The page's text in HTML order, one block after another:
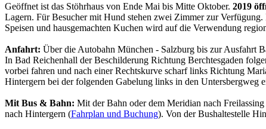
Geöffnet ist das Stöhrhaus von Ende Mai bis Mitte Oktober. 2019
Lagern. Für Besucher mit Hund stehen zwei Zimmer zur
Speisen und hausgemachten Kuchen wird auf die Verwendung
Anfahrt: Über die Autobahn München - Salzburg bis zur Ausfahrt
In Bad Reichenhall der Beschilderung Richtung Berchtesgaden
vorbei fahren und nach einer Rechtskurve scharf links Richtung
Hintergern bei der folgenden Gabelung links in den Untersbergweg
Mit Bus & Bahn: Mit der Bahn oder dem Meridian nach
nach Hintergern (Fahrplan und Buchung). Von der Bushaltestelle